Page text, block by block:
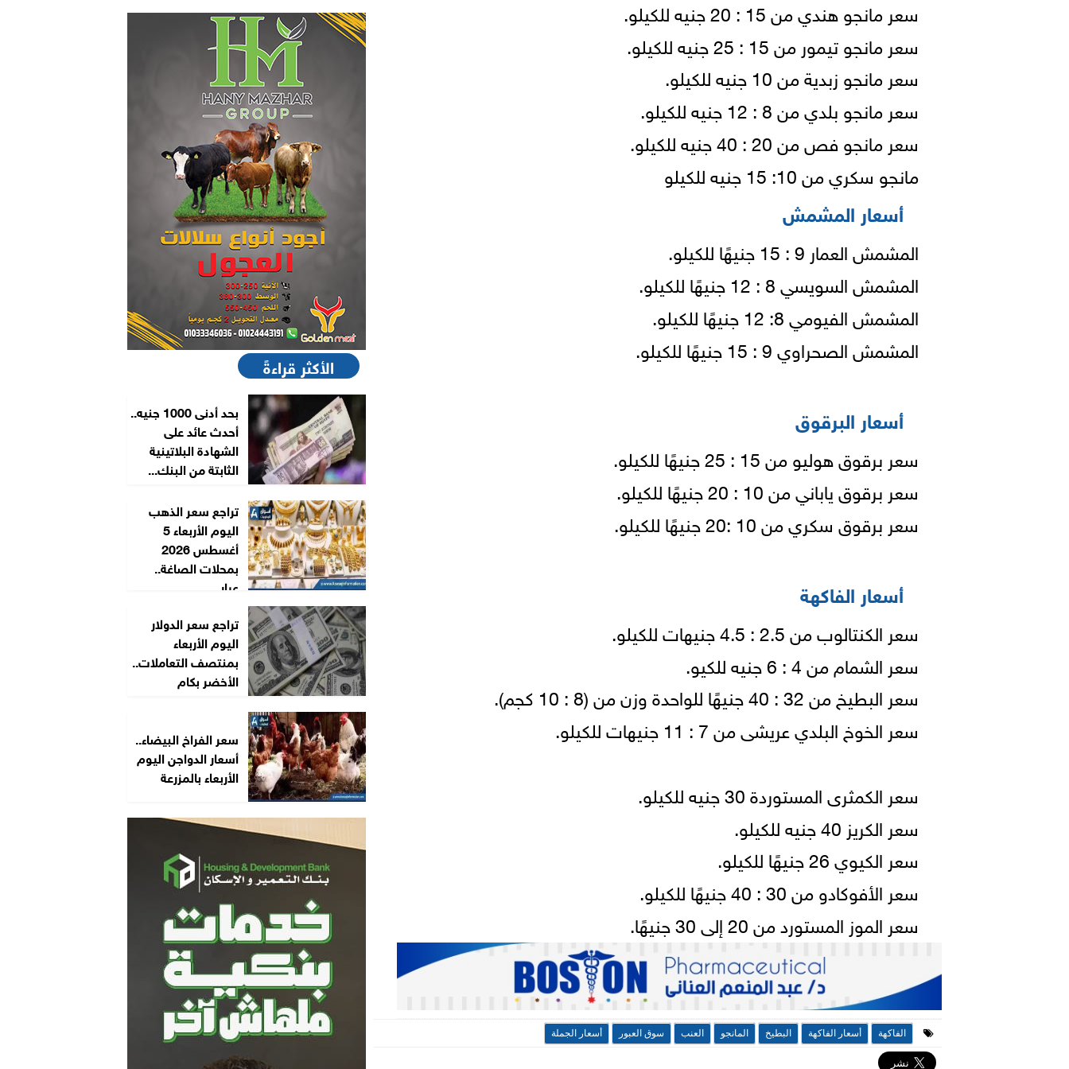
سعر مانجو هندي من 15 : 20 جنيه للكيلو.
سعر مانجو تيمور من 15 : 25 جنيه للكيلو.
سعر مانجو زبدية من 10 جنيه للكيلو.
سعر مانجو بلدي من 8 : 12 جنيه للكيلو.
سعر مانجو فص من 20 : 40 جنيه للكيلو.
مانجو سكري من 10: 15 جنيه للكيلو
أسعار المشمش
المشمش العمار 9 : 15 جنيهًا للكيلو.
المشمش السويسي 8 : 12 جنيهًا للكيلو.
المشمش الفيومي 8: 12 جنيهًا للكيلو.
المشمش الصحراوي 9 : 15 جنيهًا للكيلو.
أسعار البرقوق
سعر برقوق هوليو من 15 : 25 جنيهًا للكيلو.
سعر برقوق ياباني من 10 : 20 جنيهًا للكيلو.
سعر برقوق سكري من 10 :20 جنيهًا للكيلو.
أسعار الفاكهة
سعر الكنتالوب من 2.5 : 4.5 جنيهات للكيلو.
سعر الشمام من 4 : 6 جنيه للكيو.
سعر البطيخ من 32 : 40 جنيهًا للواحدة وزن من (8 : 10 كجم).
سعر الخوخ البلدي عريشى من 7 : 11 جنيهات للكيلو.
سعر الكمثرى المستوردة 30 جنيه للكيلو.
سعر الكريز 40 جنيه للكيلو.
سعر الكيوي 26 جنيهًا للكيلو.
سعر الأفوكادو من 30 : 40 جنيهًا للكيلو.
سعر الموز المستورد من 20 إلى 30 جنيهًا.
الفاكهة أسعار الفاكهة البطيخ المانجو العنب سوق العبور أسعار الجملة
الأكثر قراءةً
بحد أدنى 1000 جنيه..
أحدث عائد على
الشهادة البلاتينية
الثابتة من البنك...
تراجع سعر الذهب
اليوم الأربعاء 5
أغسطس 2026
بمحلات الصاغة..
عيار...
تراجع سعر الدولار
اليوم الأربعاء
بمنتصف التعاملات..
الأخضر بكام
سعر الفراخ البيضاء..
أسعار الدواجن اليوم
الأربعاء بالمزرعة